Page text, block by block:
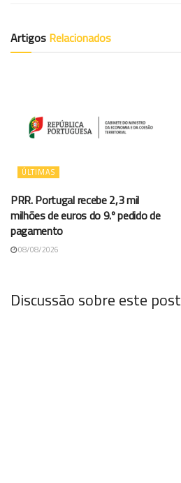
Artigos Relacionados
ÚLTIMAS
PRR. Portugal recebe 2,3 mil
milhões de euros do 9.º pedido de
pagamento
08/08/2026
Discussão sobre este post